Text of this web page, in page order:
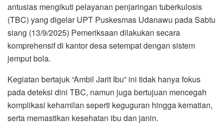
antusias mengikuti pelayanan penjaringan tuberkulosis
(TBC) yang digelar UPT Puskesmas Udanawu pada Sabtu
siang (13/9/2025) Pemeriksaan dilakukan secara
komprehensif di kantor desa setempat dengan sistem
jemput bola.
Kegiatan bertajuk “Ambil Jarit Ibu” ini tidak hanya fokus
pada deteksi dini TBC, namun juga bertujuan mencegah
komplikasi kehamilan seperti keguguran hingga kematian,
serta memastikan kesehatan ibu dan janin.